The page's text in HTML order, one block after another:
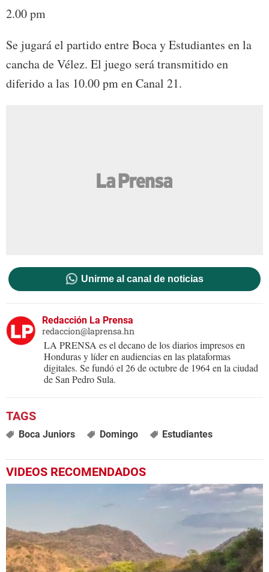
2.00 pm
Se jugará el partido entre Boca y Estudiantes en la
cancha de Vélez. El juego será transmitido en
diferido a las 10.00 pm en Canal 21.
Unirme al canal de noticias
Redacción La Prensa
redaccion@laprensa.hn
LA PRENSA es el decano de los diarios impresos en
Honduras y líder en audiencias en las plataformas
digitales. Se fundó el 26 de octubre de 1964 en la ciudad
de San Pedro Sula.
Boca Juniors Domingo Estudiantes
VIDEOS RECOMENDADOS